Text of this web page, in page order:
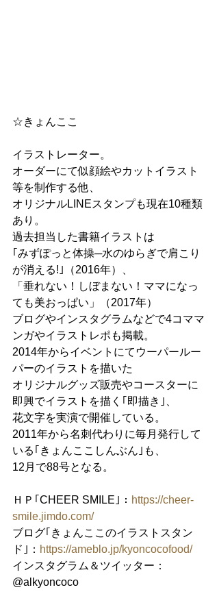
☆きょんここ
イラストレーター。
オーダーにて似顔絵やカットイラスト
等を制作する他、
オリジナルLINEスタンプも現在10種類
あり。
過去担当した書籍イラストは
｢みずぽっと体操─水のゆらぎで肩こり
が消える!｣（2016年）、
「垂れない！しぼまない！ママになっ
ても美おっぱい」（2017年）
ブログやインスタグラムなどで4コママ
ンガやイラストレポも掲載。
2014年からイベントにてウーパールー
パーのイラストを描いた
オリジナルグッズ販売やコースターに
即興でイラストを描く｢即描き｣、
花文字を実演で開催している。
2011年から名刺代わりに毎月発行して
いる｢きょんここしんぶん｣も、
12月で88号となる。
ＨＰ｢CHEER SMILE｣： https://cheer-
smile.jimdo.com/
ブログ｢きょんここのイラストスタン
ド｣： https://ameblo.jp/kyoncocofood/
インスタグラム＆ツイッター：
@alkyoncoco